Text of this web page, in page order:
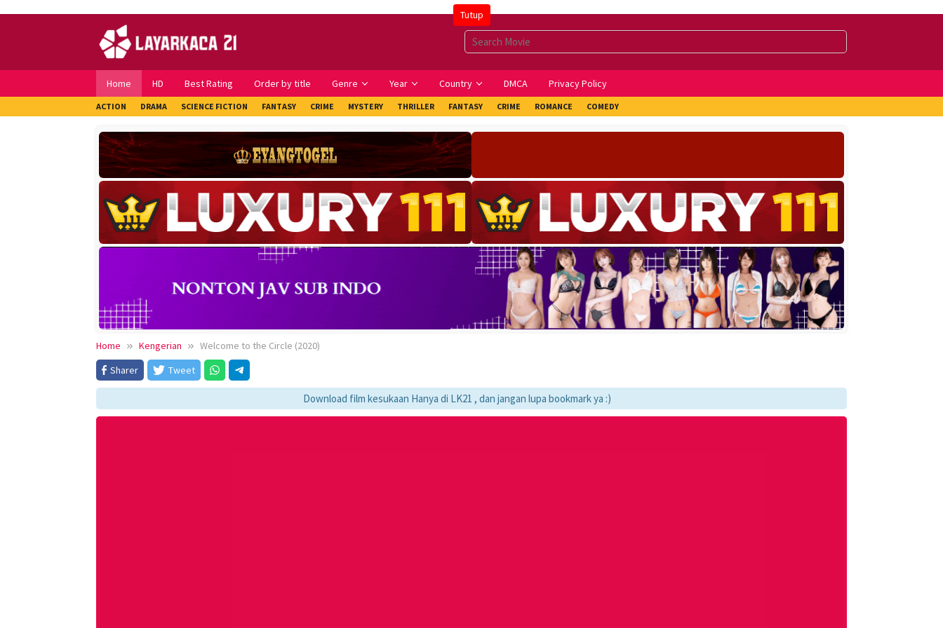
Tutup
Home HD Best Rating Order by title Genre Year Country DMCA Privacy Policy
ACTION DRAMA SCIENCE FICTION FANTASY CRIME MYSTERY THRILLER FANTASY CRIME ROMANCE COMEDY
Home Kengerian
Welcome to the Circle (2020)
Sharer
Tweet
Download film kesukaan Hanya di LK21 , dan jangan lupa bookmark ya :)